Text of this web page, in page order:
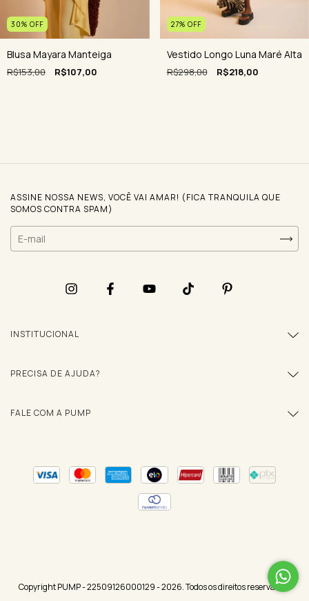
30% OFF
Blusa Mayara Manteiga
R$153,00 R$107,00
27% OFF
Vestido Longo Luna Maré Alta
R$298,00 R$218,00
ASSINE NOSSA NEWS, VOCÊ VAI AMAR! (FICA TRANQUILA QUE
SOMOS CONTRA SPAM)
INSTITUCIONAL
PRECISA DE AJUDA?
FALE COM A PUMP
Copyright PUMP - 22509126000129 - 2026. Todos os direitos reservados.